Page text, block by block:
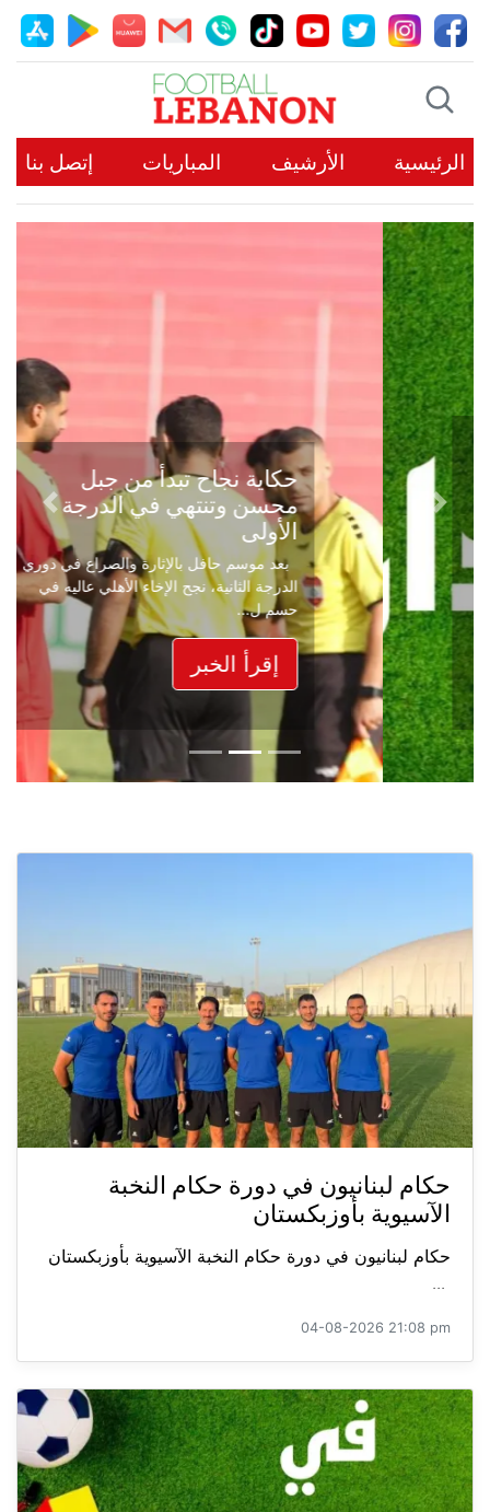
الرئيسية الأرشيف المباريات إتصل بنا
حكاية نجاح تبدأ من جبل
محسن وتنتهي في الدرجة
الأولى
بعد موسم حافل بالإثارة والصراع في دوري
الدرجة الثانية، نجح الإخاء الأهلي عاليه في
حسم ل...
إقرأ الخبر
Previous
Next
حكام لبنانيون في دورة حكام النخبة
الآسيوية بأوزبكستان
حكام لبنانيون في دورة حكام النخبة الآسيوية بأوزبكستان
...
04-08-2026 21:08 pm